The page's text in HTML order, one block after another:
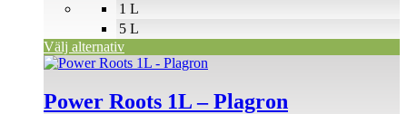
1 L
5 L
Välj alternativ
Power Roots 1L – Plagron